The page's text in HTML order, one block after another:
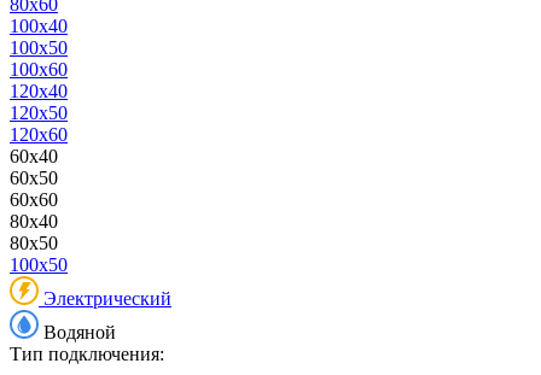
100x40
100x50
100x60
120x40
120x50
120x60
60x40
60x50
60x60
80x40
80x50
100x50
Электрический
Водяной
Тип подключения: